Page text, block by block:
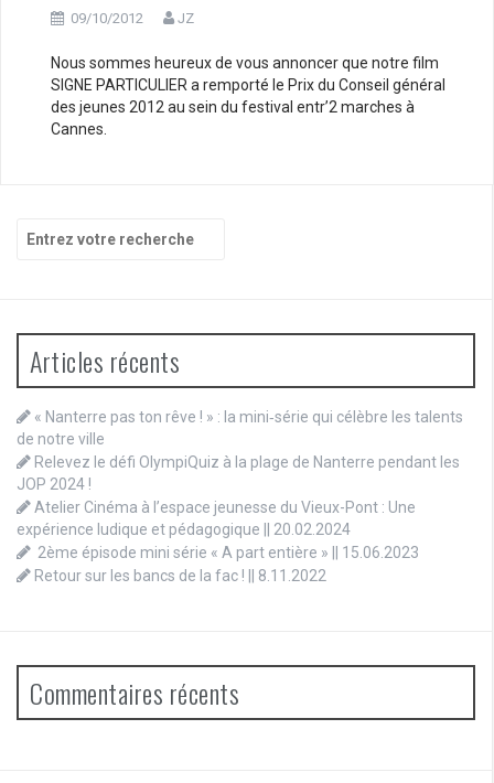
09/10/2012 JZ
Nous sommes heureux de vous annoncer que notre film
SIGNE PARTICULIER a remporté le Prix du Conseil général
des jeunes 2012 au sein du festival entr’2 marches à
Cannes.
pour
Articles récents
« Nanterre pas ton rêve ! » : la mini‑série qui célèbre les talents
de notre ville
Relevez le défi OlympiQuiz à la plage de Nanterre pendant les
JOP 2024 !
Atelier Cinéma à l’espace jeunesse du Vieux-Pont : Une
expérience ludique et pédagogique || 20.02.2024
2ème épisode mini série « A part entière » || 15.06.2023
Retour sur les bancs de la fac ! || 8.11.2022
Commentaires récents